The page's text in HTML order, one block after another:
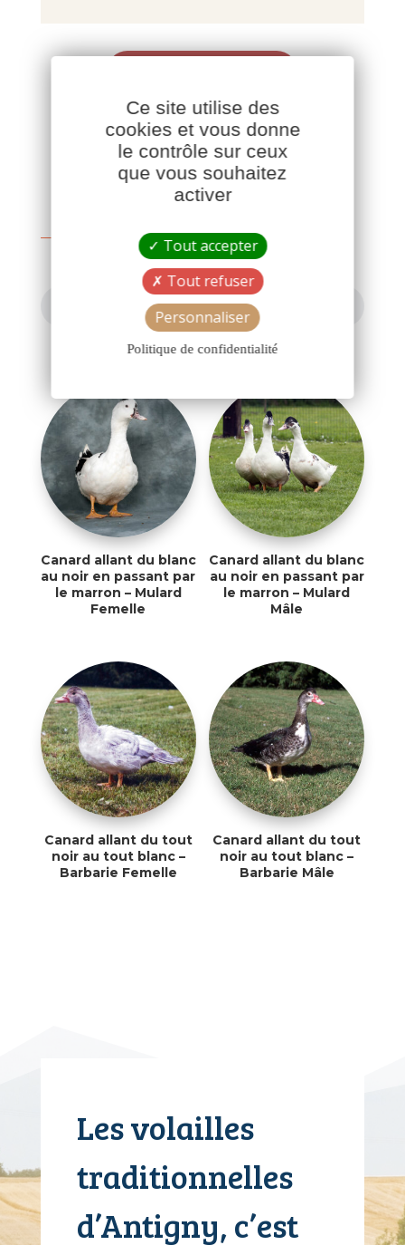
TOUTES NOS VOLAILLES FERMIÈRES
Canard allant du blanc
au noir en passant par
le marron – Mulard
Femelle
Canard allant du blanc
au noir en passant par
le marron – Mulard
Mâle
Canard allant du tout
noir au tout blanc –
Barbarie Femelle
Canard allant du tout
noir au tout blanc –
Barbarie Mâle
Les volailles
traditionnelles
d’Antigny, c’est
Ce site utilise des
cookies et vous donne
le contrôle sur ceux
que vous souhaitez
activer
Tout accepter
Tout refuser
Personnaliser
Politique de confidentialité